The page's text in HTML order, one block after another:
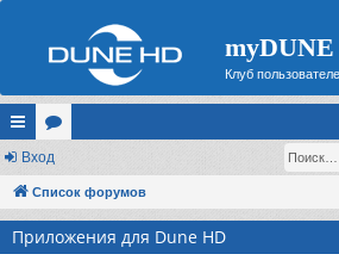
Клуб
с
ы
лк
ор
ум
Вход
Список форумов
Приложения для Dune HD